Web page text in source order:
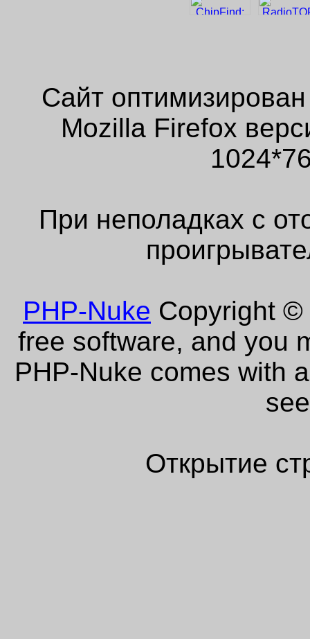
Сайт
Mozilla Firefox
При неполадках с
PHP-Nuke Copyright ©
free software, and you
PHP-Nuke comes with
Открытие